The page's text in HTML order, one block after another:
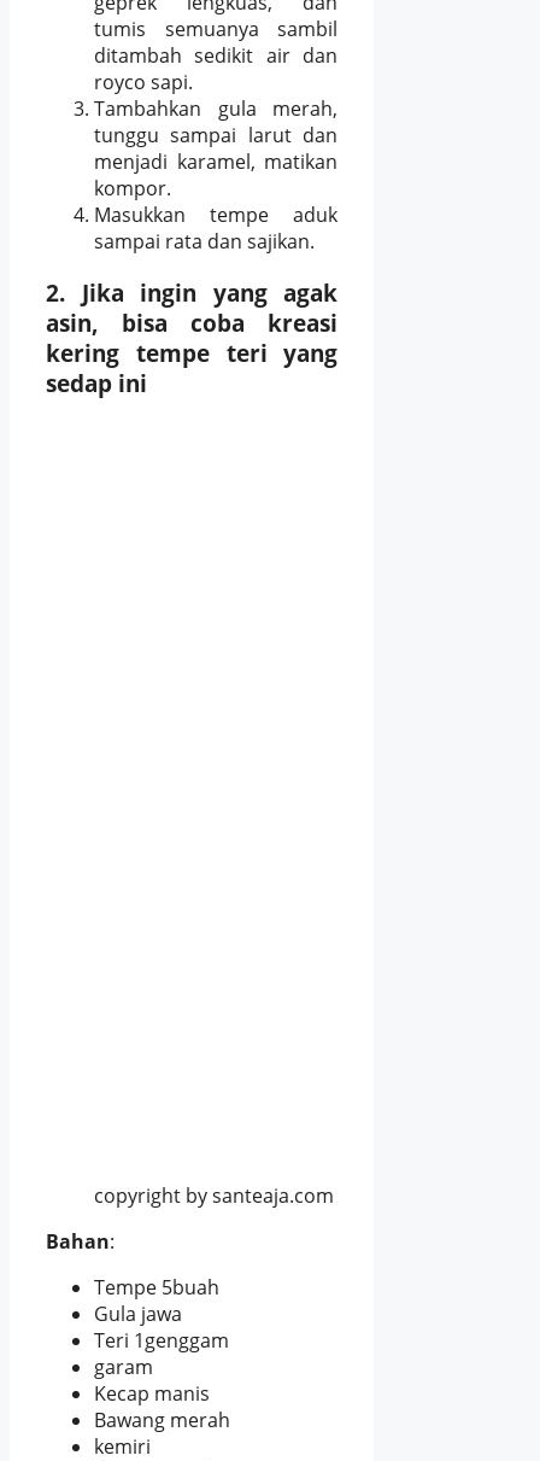
tumis semuanya sambil
ditambah sedikit air dan
royco sapi.
Tambahkan gula merah,
tunggu sampai larut dan
menjadi karamel, matikan
kompor.
Masukkan tempe aduk
sampai rata dan sajikan.
2. Jika ingin yang agak
asin, bisa coba kreasi
kering tempe teri yang
sedap ini
copyright by santeaja.com
Bahan:
Tempe 5buah
Gula jawa
Teri 1genggam
garam
Kecap manis
Bawang merah
kemiri